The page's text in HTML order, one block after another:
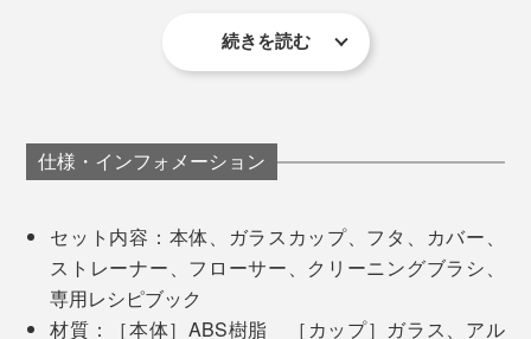
ガラスカップの縁にチョコレートなどが入り込んだ場合
は、付属のクリーニングブラシで汚れを落としてくださ
続きを読む
仕様・インフォメーション
セット内容：本体、ガラスカップ、フタ、カバー、
ストレーナー、フローサー、クリーニングブラシ、
専用レシピブック
材質：［本体］ABS樹脂 ［カップ］ガラス、アル